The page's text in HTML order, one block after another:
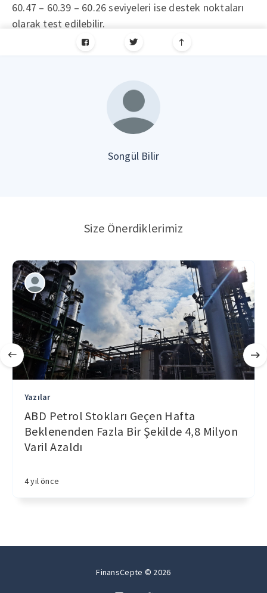
60.47 – 60.39 – 60.26 seviyeleri ise destek noktaları
olarak test edilebilir.
Songül Bilir
Size Önerdiklerimiz
Yazılar
ABD Petrol Stokları Geçen Hafta
Beklenenden Fazla Bir Şekilde 4,8 Milyon
Varil Azaldı
4 yıl önce
FinansCepte © 2026